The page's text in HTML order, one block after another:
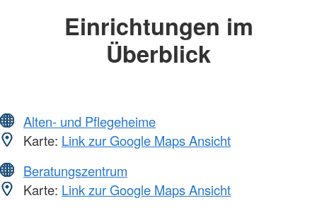
Einrichtungen im
Überblick
Alten- und Pflegeheime
Karte: Link zur Google Maps Ansicht
Beratungszentrum
Karte: Link zur Google Maps Ansicht